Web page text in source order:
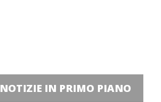
NOTIZIE IN PRIMO PIANO